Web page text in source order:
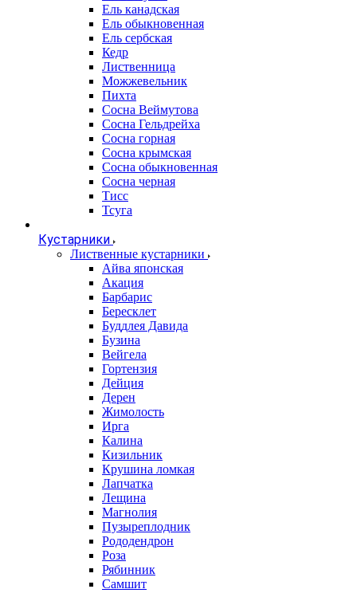
Ель канадская
Ель обыкновенная
Ель сербская
Кедр
Лиственница
Можжевельник
Пихта
Сосна Веймутова
Сосна Гельдрейха
Сосна горная
Сосна крымская
Сосна обыкновенная
Сосна черная
Тисс
Тсуга
Кустарники
Лиственные кустарники
Айва японская
Акация
Барбарис
Бересклет
Буддлея Давида
Бузина
Вейгела
Гортензия
Дейция
Дерен
Жимолость
Ирга
Калина
Кизильник
Крушина ломкая
Лапчатка
Лещина
Магнолия
Пузыреплодник
Рододендрон
Роза
Рябинник
Самшит